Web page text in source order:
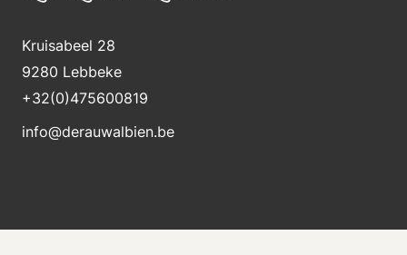
Kruisabeel 28
9280 Lebbeke
+32(0)475600819
info@derauwalbien.be
Blijft op de hoogte van nieuwe voorraad